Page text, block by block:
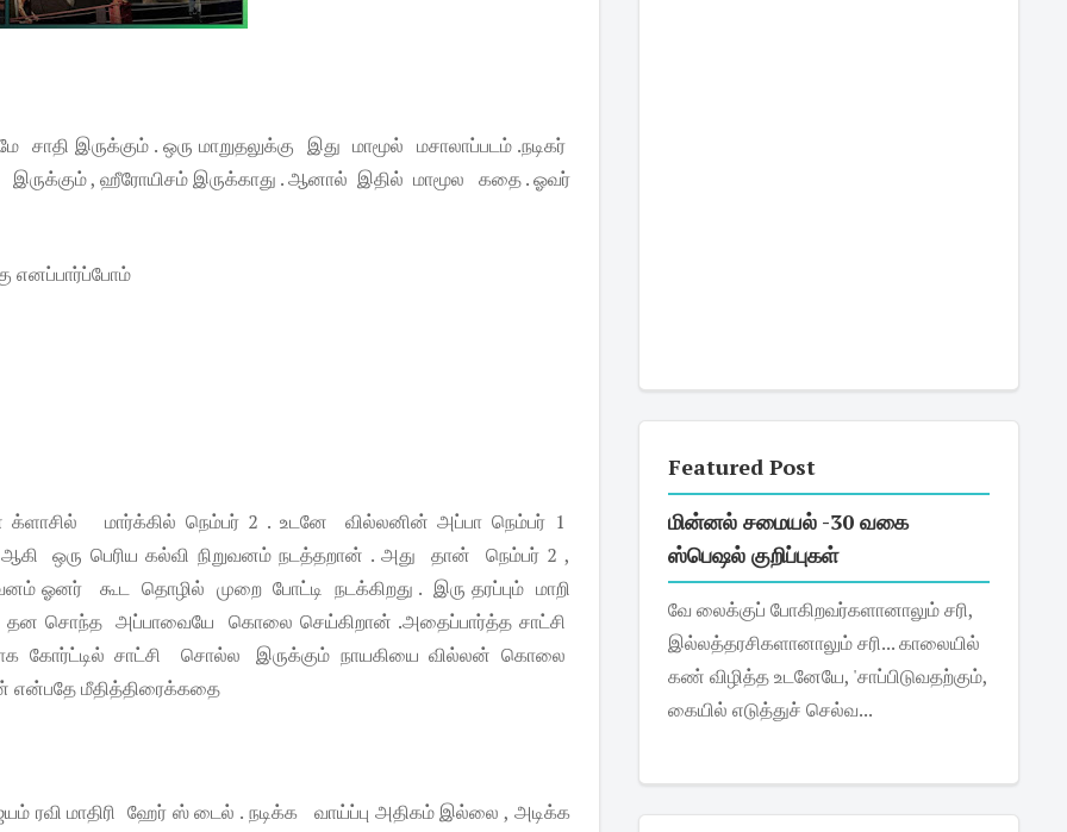
இருக்கும் . ஒரு மாறுதலுக்கு இது மாமூல் மசாலாப்படம் .நடிகர்
இருக்கும் , ஹீரோயிசம் இருக்காது . ஆனால் இதில் மாமூல கதை . ஓவர்
எனப்பார்ப்போம்
மார்க்கில் நெம்பர் 2 . உடனே வில்லனின் அப்பா நெம்பர் 1
ஒரு பெரிய கல்வி நிறுவனம் நடத்தறான் . அது தான் நெம்பர் 2 ,
ஓனர் கூட தொழில் முறை போட்டி நடக்கிறது . இரு தரப்பும் மாறி
தன சொந்த அப்பாவையே கொலை செய்கிறான் .அதைப்பார்த்த சாட்சி
கோர்ட்டில் சாட்சி சொல்ல இருக்கும் நாயகியை வில்லன் கொலை
என்பதே மீதித்திரைக்கதை
ரவி மாதிரி ஹேர் ஸ் டைல் . நடிக்க வாய்ப்பு அதிகம் இல்லை , அடிக்க
Featured Post
மின்னல் சமையல் -30 வகை
ஸ்பெஷல் குறிப்புகள்
வே லைக்குப் போகிறவர்களானாலும் சரி,
இல்லத்தரசிகளானாலும் சரி... காலையில்
கண் விழித்த உடனேயே, 'சாப்பிடுவதற்கும்,
கையில் எடுத்துச் செல்வ...